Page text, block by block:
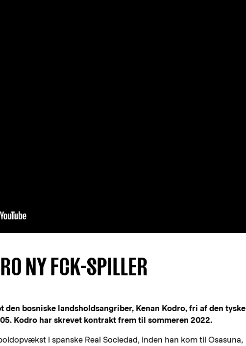
NY FCK-SPILLER
den bosniske landsholdsangriber, Kenan Kodro, fri af den tyske
Kodro har skrevet kontrakt frem til sommeren 2022.
i spanske Real Sociedad, inden han kom til Osasuna,